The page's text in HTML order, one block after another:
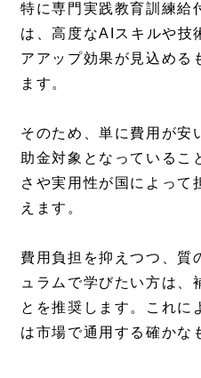
特に専門実践教育訓練給
は、高度なAIスキルや技
アアップ効果が見込める
ます。
そのため、単に費用が安
助金対象となっているこ
さや実用性が国によって
えます。
費用負担を抑えつつ、質
ュラムで学びたい方は、
とを推奨します。これに
は市場で通用する確かな